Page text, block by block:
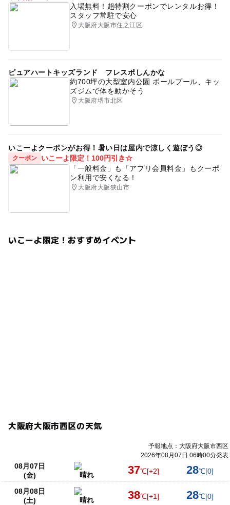
入場無料！超特割クーポンでレンタルお得！
スタッフ常駐で安心
大阪府大阪市住之江区
ピュアハートキッズランド フレスポしんかな
約700坪の大型室内公園 ボールプール、キッ
ズジムで体を動かそう
大阪府堺市北区
いこーよクーポンがお得！暑い日は屋内で涼しく遊ぼう◎
クーポン
いこーよ限定！100円引き☆
「一般料金」も「アプリ会員料金」もクーポ
ン利用で安くなる！
大阪府大阪狭山市
いこーよ限定！おすすめイベント
大阪府大阪市西区の天気
予報地点：大阪府大阪市西区
2026年08月07日 06時00分発表
08月07日
(金)
晴れ 37℃[+2] 28℃[0]
08月08日
(土)
晴れ 38℃[+1] 28℃[0]